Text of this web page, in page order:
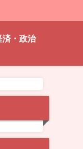
済・政治